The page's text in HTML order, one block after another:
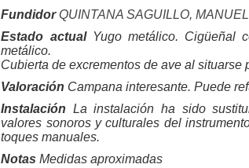
Fundidor QUINTANA SAGUILLO, MANUEL
Estado actualYugo metálico. Cigüeñal
metálico.
Cubierta de excrementos de ave al
Valoración Campana interesante. Puede
Instalación La instalación ha sido
valores sonoros y culturales del
toques manuales.
Notas Medidas aproximadas